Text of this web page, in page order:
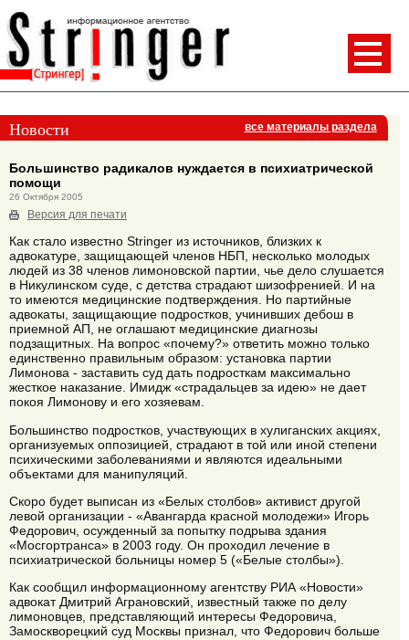
Новости все материалы раздела
Большинство радикалов нуждается в психиатрической
помощи
26 Октября 2005
Версия для печати
Как стало известно Stringer из источников, близких к
адвокатуре, защищающей членов НБП, несколько молодых
людей из 38 членов лимоновской партии, чье дело слушается
в Никулинском суде, с детства страдают шизофренией. И на
то имеются медицинские подтверждения. Но партийные
адвокаты, защищающие подростков, учинивших дебош в
приемной АП, не оглашают медицинские диагнозы
подзащитных. На вопрос «почему?» ответить можно только
единственно правильным образом: установка партии
Лимонова - заставить суд дать подросткам максимально
жесткое наказание. Имидж «страдальцев за идею» не дает
покоя Лимонову и его хозяевам.
Большинство подростков, участвующих в хулиганских акциях,
организуемых оппозицией, страдают в той или иной степени
психическими заболеваниями и являются идеальными
объектами для манипуляций.
Скоро будет выписан из «Белых столбов» активист другой
левой организации - «Авангарда красной молодежи» Игорь
Федорович, осужденный за попытку подрыва здания
«Мосгортранса» в 2003 году. Он проходил лечение в
психиатрической больницы номер 5 («Белые столбы»).
Как сообщил информационному агентству РИА «Новости»
адвокат Дмитрий Аграновский, известный также по делу
лимоновцев, представляющий интересы Федоровича,
Замоскворецкий суд Москвы признал, что Федорович больше